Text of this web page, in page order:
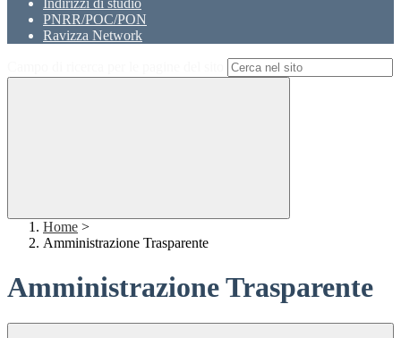
Indirizzi di studio
PNRR/POC/PON
Ravizza Network
Home >
Amministrazione Trasparente
Amministrazione Trasparente